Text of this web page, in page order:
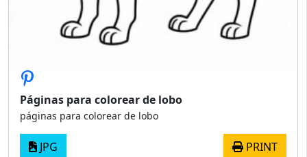
Páginas para colorear de lobo
páginas para colorear de lobo
JPG PRINT